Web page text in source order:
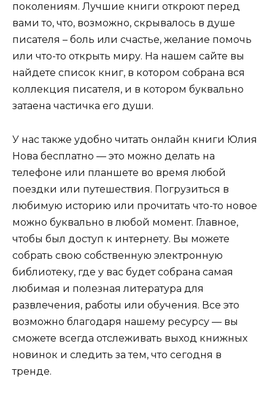
поколениям. Лучшие книги откроют перед
вами то, что, возможно, скрывалось в душе
писателя – боль или счастье, желание помочь
или что-то открыть миру. На нашем сайте вы
найдете список книг, в котором собрана вся
коллекция писателя, и в котором буквально
затаена частичка его души.
У нас также удобно читать онлайн книги Юлия
Нова бесплатно — это можно делать на
телефоне или планшете во время любой
поездки или путешествия. Погрузиться в
любимую историю или прочитать что-то новое
можно буквально в любой момент. Главное,
чтобы был доступ к интернету. Вы можете
собрать свою собственную электронную
библиотеку, где у вас будет собрана самая
любимая и полезная литература для
развлечения, работы или обучения. Все это
возможно благодаря нашему ресурсу — вы
сможете всегда отслеживать выход книжных
новинок и следить за тем, что сегодня в
тренде.